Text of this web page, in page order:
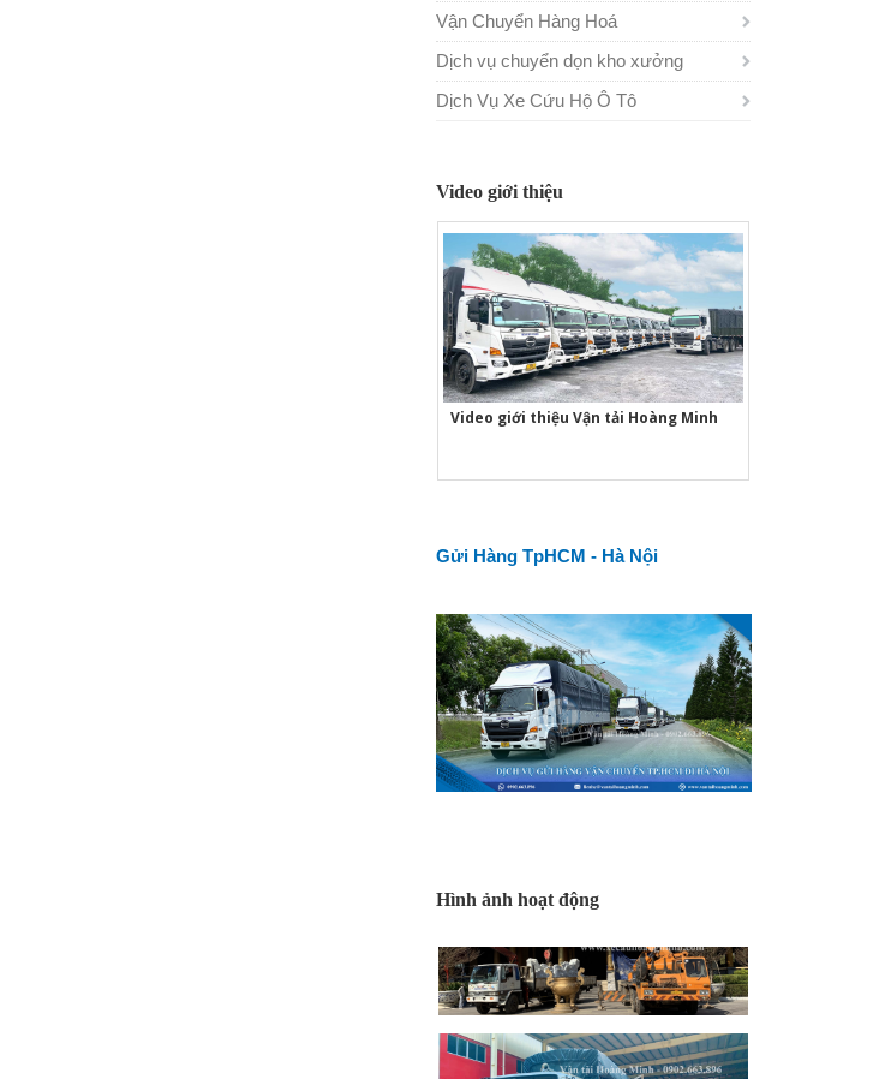
Vận Chuyển Hàng Hoá
Dịch vụ chuyển dọn kho xưởng
Dịch Vụ Xe Cứu Hộ Ô Tô
Video giới thiệu
Video giới thiệu Vận tải Hoàng Minh
Gửi Hàng TpHCM - Hà Nội
Hình ảnh hoạt động